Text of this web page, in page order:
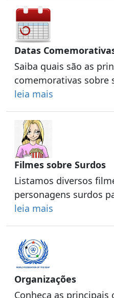
Datas
Saiba quais são as
comemorativas sobre
leia mais
Filmes sobre Surdos
Listamos diversos
personagens surdos
leia mais
Organizações
Conheça as principais